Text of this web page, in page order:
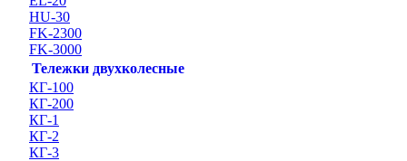
HU-30
FK-2300
FK-3000
Тележки двухколесные
КГ-100
КГ-200
КГ-1
КГ-2
КГ-3